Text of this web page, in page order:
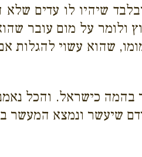
שיהיו לו עדים
ולומר על מום עובר
שהוא עשוי להגלות
בהמה כישראל. והכל
שיעשר ונמצא המעשר